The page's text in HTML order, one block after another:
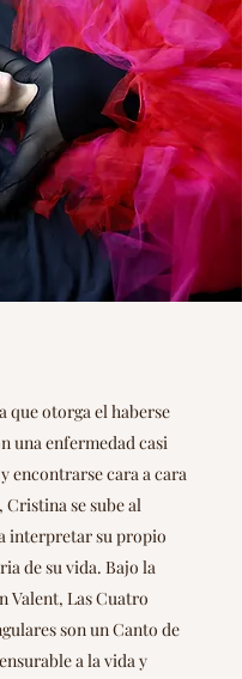
que otorga el haberse
una enfermedad casi
encontrarse cara a cara
se sube al
interpretar su propio
de su vida. Bajo la
Valent, Las Cuatro
son un Canto de
a la vida y